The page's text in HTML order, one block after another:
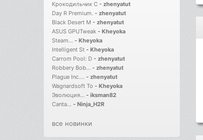
Крокодильчик С - zhenyatut
Day R Premium. - zhenyatut
Black Desert M - zhenyatut
ASUS GPUTweak - Kheyoka
Steam... - Kheyoka
Intelligent St - Kheyoka
Carrom Pool: D - zhenyatut
Robbery Bob... - zhenyatut
Plague Inc.... - zhenyatut
Wagnardsoft To - Kheyoka
Эволюция... - iksman82
Canta... - Ninja_H2R
все новинки